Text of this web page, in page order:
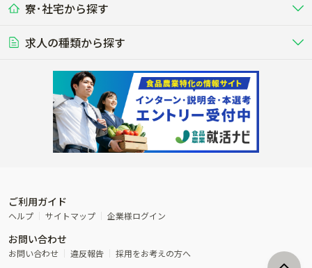
養豚
る養豚場
レースで活躍する馬の手入れや子馬
その他畜産
その他動物の畜産業（羊、ウズラな
ど）
畑・圃場で野菜・穀物を生産 ビニールハウスで多様な野菜の生産
稲作
ビニールハウスで観賞用植物の栽
植物工場
環境制御された工場で野菜の生産管
理
農業資材･肥料
農場設備・肥料・飼料の生産・流
農業用の機械・機材の開発・販
流通･商社
農産物・農産品の物流・卸し・輸出
入
製造･加工･販売 福祉
その他農業関連企業
ネス
その他業種
木材の植林・伐採・加工、または
漁業･養殖
魚介類の採捕・養殖、または水産加
工場
研究･開発 WEB･IT
その他職種
学歴不問
50代採用実績あり
AT免許OK
内定まで最短1週間 管理者･幹部採用
社会保険完備
食事補助あり
年間休日100日以上
経験者優遇 独立支援可能
寮･社宅から探す
単身寮あり
寮･社宅相談可
求人の種類から探す
転職おまかせ求人
ご利用ガイド
ヘルプ サイトマップ 企業様ログイン
お問い合わせ
お問い合わせ 違反報告 採用をお考えの方へ